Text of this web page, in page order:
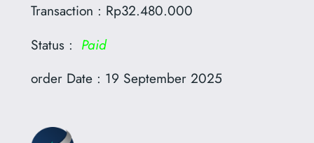
Transaction : Rp32.480.000
Status : Paid
order Date : 19 September 2025